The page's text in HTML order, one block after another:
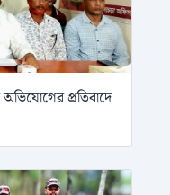
প্রতিবাদে